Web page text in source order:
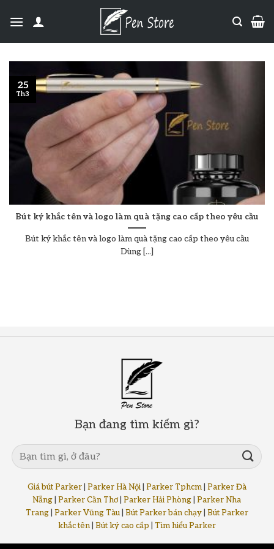
Bút ký khắc tên và logo làm quà tặng cao cấp theo yêu cầu
Bút ký khắc tên và logo làm quà tặng cao cấp theo yêu cầu
Dùng [...]
25
Th3
Bạn đang tìm kiếm gì?
Giá bút Parker| Parker Hà Nội| Parker Tphcm| Parker Đà
Nẵng |Parker Cần Thơ|Parker Hải Phòng |Parker Nha
Trang| Parker Vũng Tàu| Bút Parker bán chạy| Bút Parker
khắc tên| Bút ký cao cấp Tìm hiểu Parker